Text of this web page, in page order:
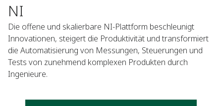
NI
Die offene und skalierbare NI-Plattform beschleunigt
Innovationen, steigert die Produktivität und transformiert
die Automatisierung von Messungen, Steuerungen und
Tests von zunehmend komplexen Produkten durch
Ingenieure.